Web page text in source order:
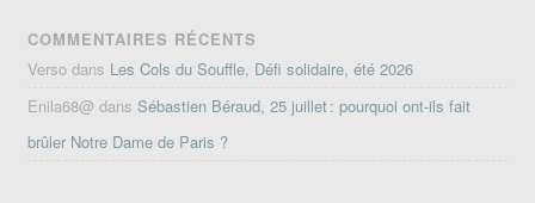
COMMENTAIRES RÉCENTS
Verso dans Les Cols du Souffle, Défi solidaire, été 2026
Enila68@ dansSébastien Béraud, 25 juillet : pourquoi ont-ils fait
brûler Notre Dame de Paris ?